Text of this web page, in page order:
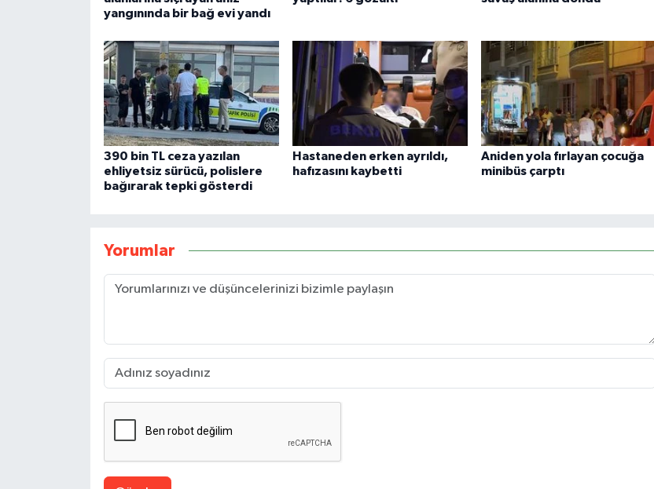
yangınında bir bağ evi yandı
390 bin TL ceza yazılan
ehliyetsiz sürücü, polislere
bağırarak tepki gösterdi
Hastaneden erken ayrıldı,
hafızasını kaybetti
Aniden yola fırlayan çocuğa
minibüs çarptı
Yorumlar